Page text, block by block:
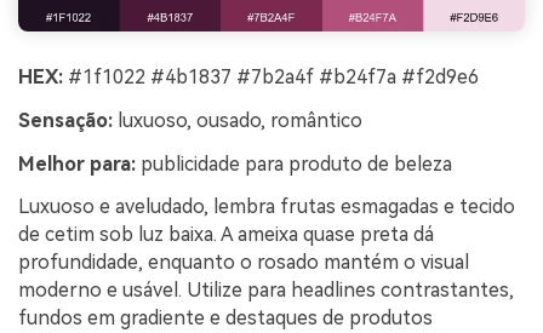
HEX: #1f1022 #4b1837 #7b2a4f #b24f7a #f2d9e6
Sensação: luxuoso, ousado, romântico
Melhor para: publicidade para produto de beleza
Luxuoso e aveludado, lembra frutas esmagadas e tecido
de cetim sob luz baixa. A ameixa quase preta dá
profundidade, enquanto o rosado mantém o visual
moderno e usável. Utilize para headlines contrastantes,
fundos em gradiente e destaques de produtos